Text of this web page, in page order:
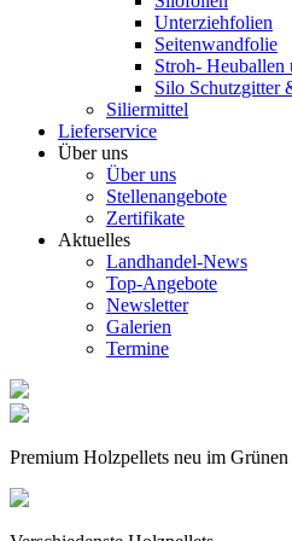
Unterziehfolien
Seitenwandfolie
Stroh- Heuballen
Silo Schutzgitter
Siliermittel
Lieferservice
Über uns
Über uns
Stellenangebote
Zertifikate
Aktuelles
Landhandel-News
Top-Angebote
Newsletter
Galerien
Termine
Premium Holzpellets neu im Grünen